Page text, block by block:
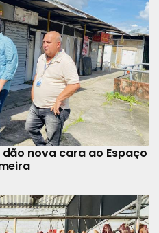
nova cara ao Espaço